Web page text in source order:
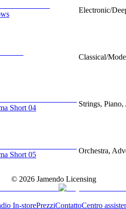
Electronic/
Classical/
Short 04
Strings,
Short 05
Orchestra,
© 2026 Jamendo Licensing
In-storePrezziContattoCentro